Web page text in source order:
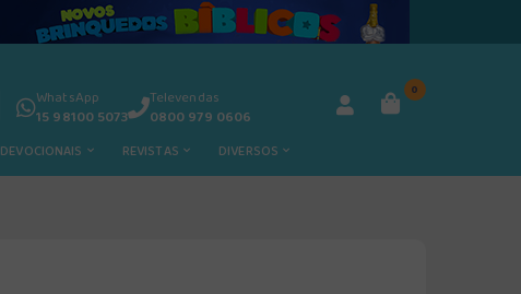
WhatsApp
15 98100 5073
Televendas
0800 979 0606
0
DEVOCIONAIS REVISTAS DIVERSOS